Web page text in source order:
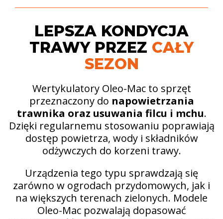
LEPSZA KONDYCJA
TRAWY PRZEZ CAŁY
SEZON
Wertykulatory Oleo-Mac to sprzęt
przeznaczony do napowietrzania
trawnika oraz usuwania filcu i mchu.
Dzięki regularnemu stosowaniu poprawiają
dostęp powietrza, wody i składników
odżywczych do korzeni trawy.
Urządzenia tego typu sprawdzają się
zarówno w ogrodach przydomowych, jak i
na większych terenach zielonych. Modele
Oleo-Mac pozwalają dopasować